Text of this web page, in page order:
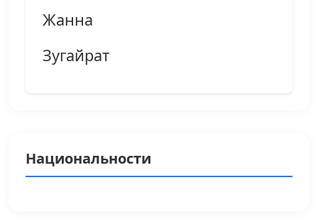
Жанна
Зугайрат
Национальности